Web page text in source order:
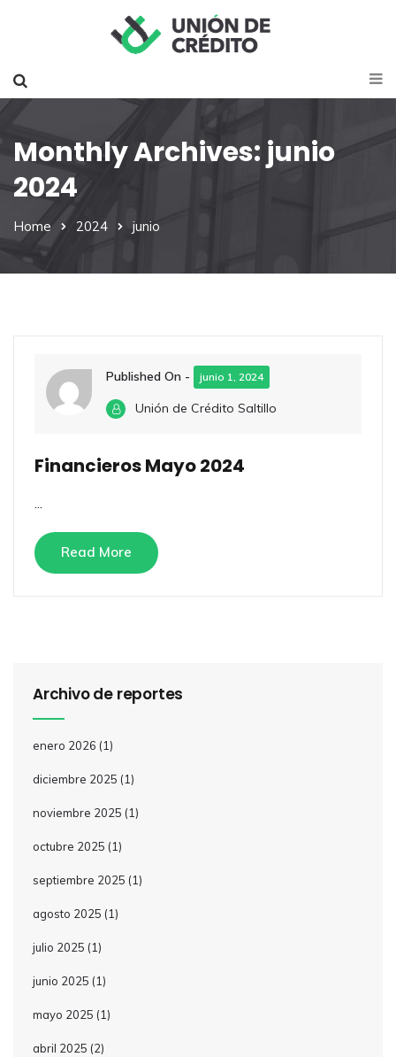
Monthly Archives: junio
2024
Home 2024 junio
Published On - junio 1, 2024
Unión de Crédito Saltillo
Financieros Mayo 2024
...
Read More
Archivo de reportes
enero 2026 (1)
diciembre 2025 (1)
noviembre 2025 (1)
octubre 2025 (1)
septiembre 2025 (1)
agosto 2025 (1)
julio 2025 (1)
junio 2025 (1)
mayo 2025 (1)
abril 2025 (2)